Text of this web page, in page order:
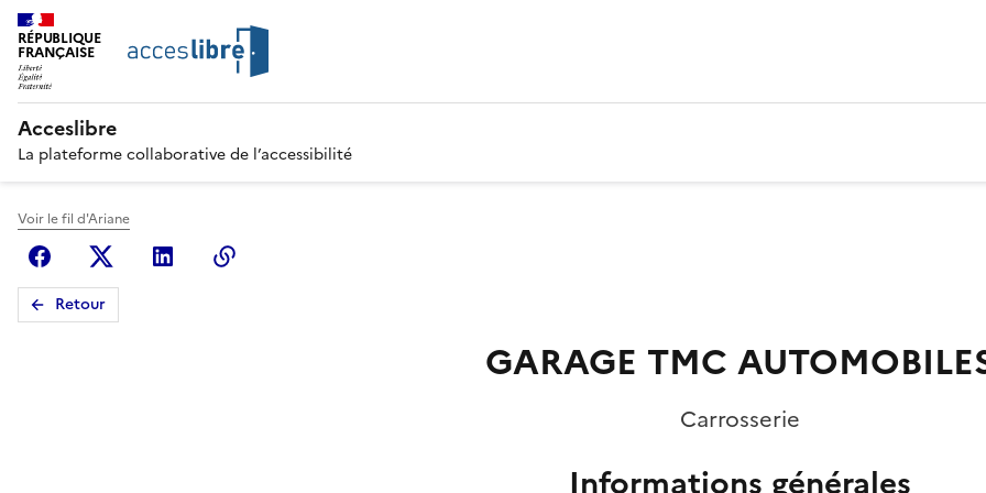
RÉPUBLIQUE
FRANÇAISE
Acceslibre
La plateforme collaborative de l’accessibilité
Voir le fil d'Ariane
FacebookX (anciennement Twitter)
Linkedin
Retour
GARAGE TMC
Carrosserie
Informations générales